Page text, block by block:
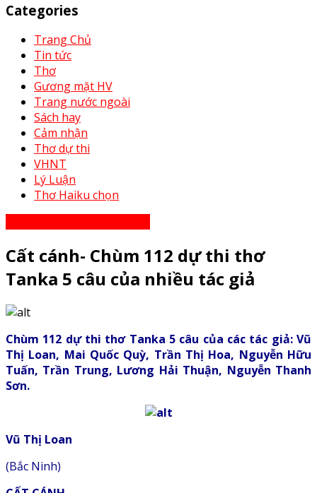
Categories
Trang Chủ
Tin tức
Thơ
Gương mặt HV
Trang nước ngoài
Sách hay
Cảm nhận
Thơ dự thi
VHNT
Lý Luận
Thơ Haiku chọn
Cất cánh- Chùm 112 dự thi thơ
Tanka 5 câu của nhiều tác giả
Chùm 112 dự thi thơ Tanka 5 câu của các tác giả: Vũ
Thị Loan, Mai Quốc Quỳ, Trần Thị Hoa, Nguyễn Hữu
Tuấn, Trần Trung, Lương Hải Thuận, Nguyễn Thanh
Sơn.
Vũ Thị Loan
(Bắc Ninh)